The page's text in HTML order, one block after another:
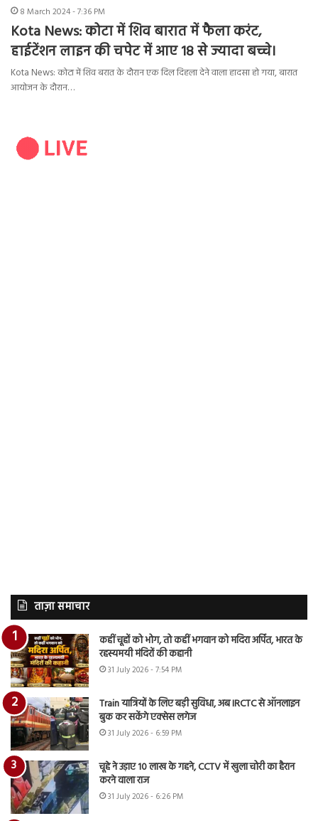
8 March 2024 - 7:36 PM
Kota News: कोटा में शिव बारात में फैला करंट,
हाईटेंशन लाइन की चपेट में आए 18 से ज्यादा बच्चे।
Kota News: कोटा में शिव बरात के दौरान एक दिल दिहला देने वाला हादसा हो गया, बारात
आयोजन के दौरान…
ताज़ा समाचार
कहीं चूहों को भोग, तो कहीं भगवान को मदिरा अर्पित, भारत के
रहस्यमयी मंदिरों की कहानी
31 July 2026 - 7:54 PM
Train यात्रियों के लिए बड़ी सुविधा, अब IRCTC से ऑनलाइन
बुक कर सकेंगे एक्सेस लगेज
31 July 2026 - 6:59 PM
चूहे ने उड़ाए 10 लाख के गहने, CCTV में खुला चोरी का हैरान
करने वाला राज
31 July 2026 - 6:26 PM